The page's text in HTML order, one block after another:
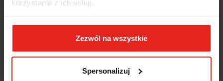
korzystania z ich usług.
Zezwól na wszystkie
Spersonalizuj
RÓWNIEŻ